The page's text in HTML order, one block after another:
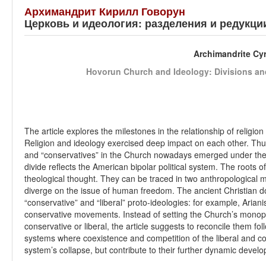
Архимандрит Кирилл Говорун
Церковь и идеология: разделения и
Archimandrite
Hovorun Church and Ideology: Divisions
The article explores the milestones in the relationship of
Religion and ideology exercised deep impact on each other.
and “conservatives” in the Church nowadays emerged under
divide reflects the American bipolar political system. The roots
theological thought. They can be traced in two anthropological
diverge on the issue of human freedom. The ancient Christian
“conservative” and “liberal” proto-ideologies: for example,
conservative movements. Instead of setting the Church’s
conservative or liberal, the article suggests to reconcile them
systems where coexistence and competition of the liberal and
system’s collapse, but contribute to their further dynamic